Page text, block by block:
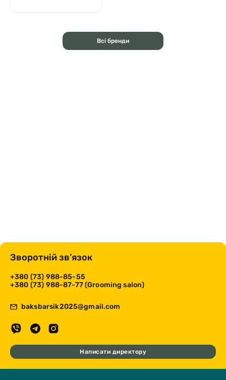
Всі бренди
Зворотній зв’язок
+380 (73) 988-85-55
+380 (73) 988-87-77 (Grooming salon)
baksbarsik2025@gmail.com
Написати директору